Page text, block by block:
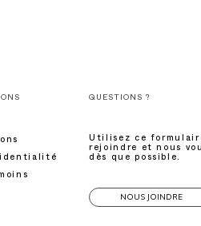
QUESTIONS ?
Utilisez ce
rejoindre et nous
dès que possible.
NOUS JOINDRE